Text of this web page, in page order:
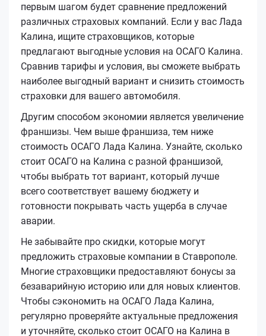
первым шагом будет сравнение предложений
различных страховых компаний. Если у вас Лада
Калина, ищите страховщиков, которые
предлагают выгодные условия на ОСАГО Калина.
Сравнив тарифы и условия, вы сможете выбрать
наиболее выгодный вариант и снизить стоимость
страховки для вашего автомобиля.
Другим способом экономии является увеличение
франшизы. Чем выше франшиза, тем ниже
стоимость ОСАГО Лада Калина. Узнайте, сколько
стоит ОСАГО на Калина с разной франшизой,
чтобы выбрать тот вариант, который лучше
всего соответствует вашему бюджету и
готовности покрывать часть ущерба в случае
аварии.
Не забывайте про скидки, которые могут
предложить страховые компании в Ставрополе.
Многие страховщики предоставляют бонусы за
безаварийную историю или для новых клиентов.
Чтобы сэкономить на ОСАГО Лада Калина,
регулярно проверяйте актуальные предложения
и уточняйте, сколько стоит ОСАГО на Калина в